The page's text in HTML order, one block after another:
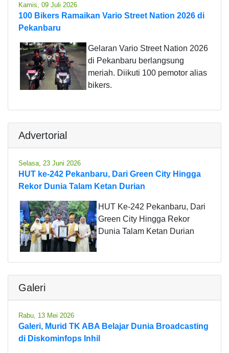
Kamis, 09 Juli 2026
100 Bikers Ramaikan Vario Street Nation 2026 di
Pekanbaru
Gelaran Vario Street Nation 2026
di Pekanbaru berlangsung
meriah. Diikuti 100 pemotor alias
bikers.
Advertorial
Selasa, 23 Juni 2026
HUT ke-242 Pekanbaru, Dari Green City Hingga
Rekor Dunia Talam Ketan Durian
HUT Ke-242 Pekanbaru, Dari
Green City Hingga Rekor
Dunia Talam Ketan Durian
Galeri
Rabu, 13 Mei 2026
Galeri, Murid TK ABA Belajar Dunia Broadcasting
di Diskominfops Inhil